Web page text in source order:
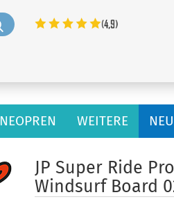
Suchbegriff...
NEOPREN WEITERE
JP Super Ride
Windsurf Board